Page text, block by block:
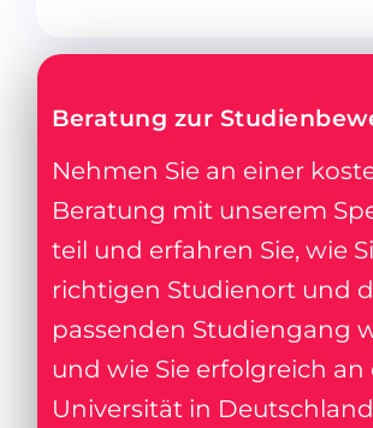
Beratung zur
Nehmen Sie an einer
Beratung mit unserem
teil und erfahren Sie, wie
richtigen Studienort und
passenden Studiengang
und wie Sie erfolgreich an
Universität in Deutschland